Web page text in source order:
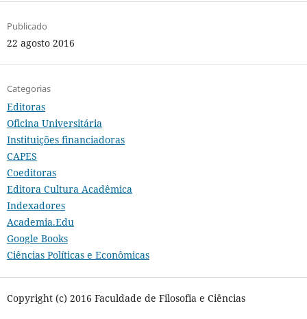
Publicado
22 agosto 2016
Categorias
Editoras
Oficina Universitária
Instituições financiadoras
CAPES
Coeditoras
Editora Cultura Acadêmica
Indexadores
Academia.Edu
Google Books
Ciências Políticas e Econômicas
Copyright (c) 2016 Faculdade de Filosofia e Ciências